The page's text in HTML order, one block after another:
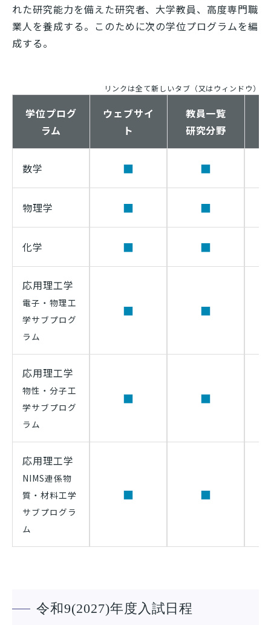
れた研究能力を備えた研究者、大学教員、高度専門職
業人を養成する。このために次の学位プログラムを編
成する。
リンクは全て新しいタブ（又はウィンドウ）で
学位プログ
ラム
ウェブサイ
ト
教員一覧
研究分野
数学 ■ ■
物理学 ■ ■
化学 ■ ■
応用理工学
電子・物理工
学サブプログ
ラム
■ ■
応用理工学
物性・分子工
学サブプログ
ラム
■ ■
応用理工学
NIMS連係物
質・材料工学
サブプログラ
ム
■ ■
令和9(2027)年度入試日程